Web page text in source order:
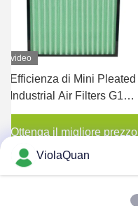
video
Efficienza di Mini Pleated
Industrial Air Filters G1
G2 G3 G4 con la struttura
di plastica
Ottenga il migliore prezzo
ViolaQuan